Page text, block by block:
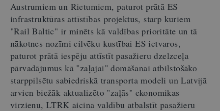
Austrumiem un Rietumiem, paturot prātā ES
infrastruktūras attīstības projektus, starp kuriem
"Rail Baltic" ir minēts kā valdības prioritāte un tā
nākotnes nozīmi cilvēku kustībai ES ietvaros,
paturot prātā iespēju attīstīt pasažieru dzelzceļa
pārvadājumus kā "zaļajai" domāšanai atbilstošāko
starppilsētu sabiedriskā transporta modeli un Latvijā
arvien biežāk aktualizēto "zaļās" ekonomikas
virzienu, LTRK aicina valdību atbalstīt pasažieru